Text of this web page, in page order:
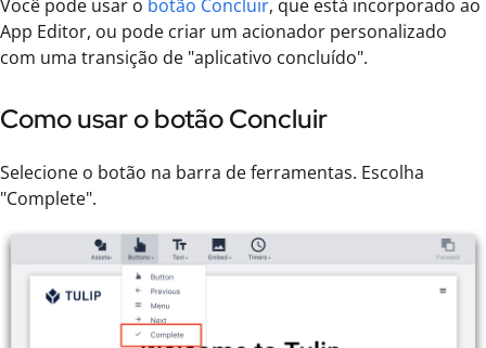
Você pode usar o botão Concluir, que está incorporado ao
App Editor, ou pode criar um acionador personalizado
com uma transição de "aplicativo concluído".
Como usar o botão Concluir
Selecione o botão na barra de ferramentas. Escolha
"Complete".